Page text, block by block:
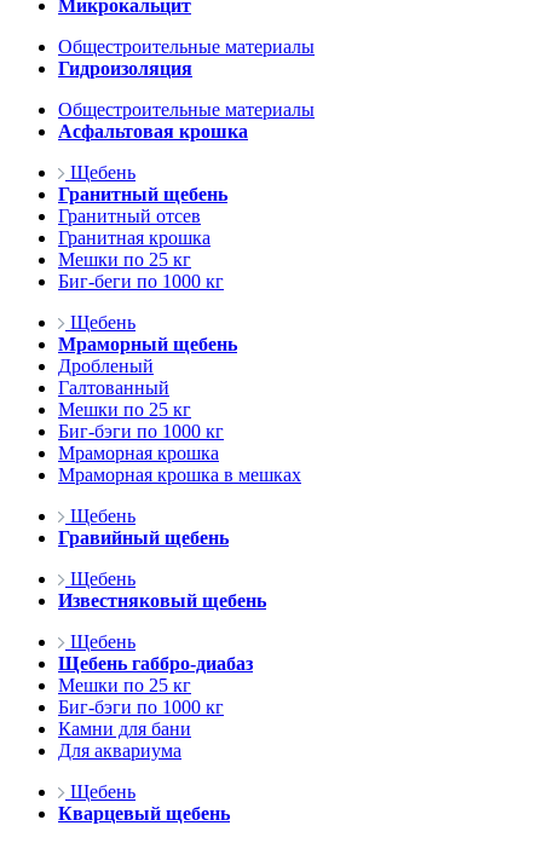
Микрокальцит
Общестроительные материалы
Гидроизоляция
Общестроительные материалы
Асфальтовая крошка
Щебень
Гранитный щебень
Гранитный отсев
Гранитная крошка
Мешки по 25 кг
Биг-беги по 1000 кг
Щебень
Мраморный щебень
Дробленый
Галтованный
Мешки по 25 кг
Биг-бэги по 1000 кг
Мраморная крошка
Мраморная крошка в мешках
Щебень
Гравийный щебень
Щебень
Известняковый щебень
Щебень
Щебень габбро-диабаз
Мешки по 25 кг
Биг-бэги по 1000 кг
Камни для бани
Для аквариума
Щебень
Кварцевый щебень